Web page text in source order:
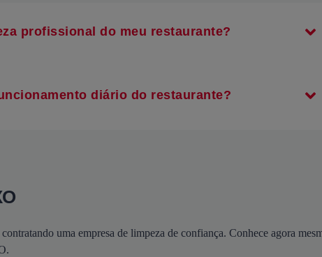
profissional do meu restaurante?
diário do restaurante?
uma empresa de limpeza de confiança. Conhece agora